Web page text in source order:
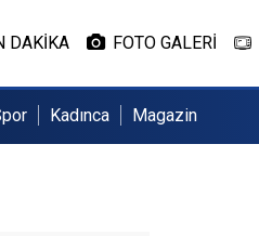
DAKİKA FOTO GALERİ
Kadınca Magazin